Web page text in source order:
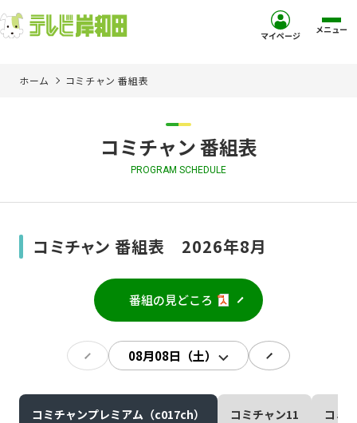
ご加入を検討中の方
現在ご利用中の方
マイページ メニュー
ホーム コミチャン 番組表
コミチャン 番組表
PROGRAM SCHEDULE
コミチャン 番組表 2026年8月
番組の見どころ
コミチャンプレミアム（c017ch） コミチャン11 コミ